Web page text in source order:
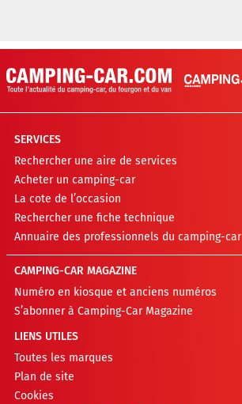
SERVICES
Rechercher une aire de services
Acheter un camping-car
La cote de l’occasion
Rechercher une fiche technique
Annuaire des professionnels du camping-car
CAMPING-CAR MAGAZINE
Numéro en kiosque et anciens numéros
S’abonner à Camping-Car Magazine
LIENS UTILES
Toutes les marques
Plan de site
Cookies